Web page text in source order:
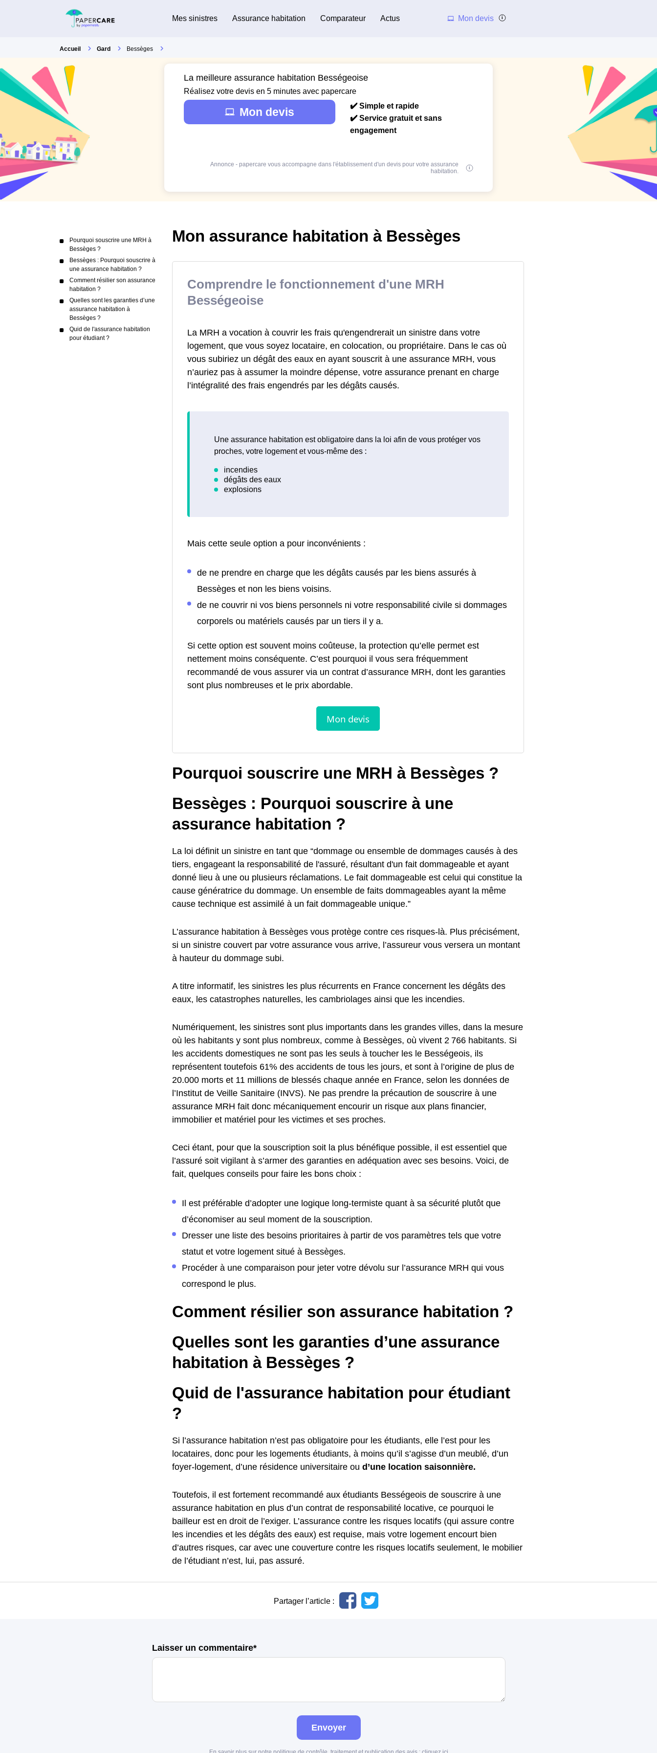
Mes sinistres Assurance habitation Comparateur Actus Mon devis
Accueil Gard Bessèges
La meilleure assurance habitation Bességeoise
Réalisez votre devis en 5 minutes avec papercare
Mon devis
✔️ Simple et rapide
✔️ Service gratuit et sans
engagement
Annonce - papercare vous accompagne dans l'établissement d'un devis pour votre assurance
habitation.
Pourquoi souscrire une MRH à
Bessèges ?
Bessèges : Pourquoi souscrire à
une assurance habitation ?
Comment résilier son assurance
habitation ?
Quelles sont les garanties d’une
assurance habitation à
Bessèges ?
Quid de l'assurance habitation
pour étudiant ?
Mon assurance habitation à Bessèges
Comprendre le fonctionnement d'une MRH
Bességeoise
La MRH a vocation à couvrir les frais qu'engendrerait un sinistre dans votre
logement, que vous soyez locataire, en colocation, ou propriétaire. Dans le cas où
vous subiriez un dégât des eaux en ayant souscrit à une assurance MRH, vous
n’auriez pas à assumer la moindre dépense, votre assurance prenant en charge
l’intégralité des frais engendrés par les dégâts causés.
Une assurance habitation est obligatoire dans la loi afin de vous protéger vos
proches, votre logement et vous-même des :
Mais cette seule option a pour inconvénients :
de ne prendre en charge que les dégâts causés par les biens assurés à
Bessèges et non les biens voisins.
de ne couvrir ni vos biens personnels ni votre responsabilité civile si dommages
corporels ou matériels causés par un tiers il y a.
Si cette option est souvent moins coûteuse, la protection qu’elle permet est
nettement moins conséquente. C’est pourquoi il vous sera fréquemment
recommandé de vous assurer via un contrat d’assurance MRH, dont les garanties
sont plus nombreuses et le prix abordable.
Pourquoi souscrire une MRH à Bessèges ?
Bessèges : Pourquoi souscrire à une
assurance habitation ?
La loi définit un sinistre en tant que “dommage ou ensemble de dommages causés à des
tiers, engageant la responsabilité de l'assuré, résultant d'un fait dommageable et ayant
donné lieu à une ou plusieurs réclamations. Le fait dommageable est celui qui constitue la
cause génératrice du dommage. Un ensemble de faits dommageables ayant la même
cause technique est assimilé à un fait dommageable unique.”
L’assurance habitation à Bessèges vous protège contre ces risques-là. Plus précisément,
si un sinistre couvert par votre assurance vous arrive, l’assureur vous versera un montant
à hauteur du dommage subi.
A titre informatif, les sinistres les plus récurrents en France concernent les dégâts des
eaux, les catastrophes naturelles, les cambriolages ainsi que les incendies.
Numériquement, les sinistres sont plus importants dans les grandes villes, dans la mesure
où les habitants y sont plus nombreux, comme à Bessèges, où vivent 2 766 habitants. Si
les accidents domestiques ne sont pas les seuls à toucher les le Bességeois, ils
représentent toutefois 61% des accidents de tous les jours, et sont à l’origine de plus de
20.000 morts et 11 millions de blessés chaque année en France, selon les données de
l’Institut de Veille Sanitaire (INVS). Ne pas prendre la précaution de souscrire à une
assurance MRH fait donc mécaniquement encourir un risque aux plans financier,
immobilier et matériel pour les victimes et ses proches.
Ceci étant, pour que la souscription soit la plus bénéfique possible, il est essentiel que
l’assuré soit vigilant à s’armer des garanties en adéquation avec ses besoins. Voici, de
fait, quelques conseils pour faire les bons choix :
Il est préférable d’adopter une logique long-termiste quant à sa sécurité plutôt que
d’économiser au seul moment de la souscription.
Dresser une liste des besoins prioritaires à partir de vos paramètres tels que votre
statut et votre logement situé à Bessèges.
Procéder à une comparaison pour jeter votre dévolu sur l’assurance MRH qui vous
correspond le plus.
Comment résilier son assurance habitation ?
Quelles sont les garanties d’une assurance
habitation à Bessèges ?
Quid de l'assurance habitation pour étudiant
?
Si l’assurance habitation n’est pas obligatoire pour les étudiants, elle l’est pour les
locataires, donc pour les logements étudiants, à moins qu’il s’agisse d’un meublé, d’un
foyer-logement, d’une résidence universitaire ou d’une location saisonnière.
Toutefois, il est fortement recommandé aux étudiants Bességeois de souscrire à une
assurance habitation en plus d’un contrat de responsabilité locative, ce pourquoi le
bailleur est en droit de l’exiger. L’assurance contre les risques locatifs (qui assure contre
les incendies et les dégâts des eaux) est requise, mais votre logement encourt bien
d’autres risques, car avec une couverture contre les risques locatifs seulement, le mobilier
de l’étudiant n’est, lui, pas assuré.
Partager l’article :
Laisser un commentaire*
Envoyer